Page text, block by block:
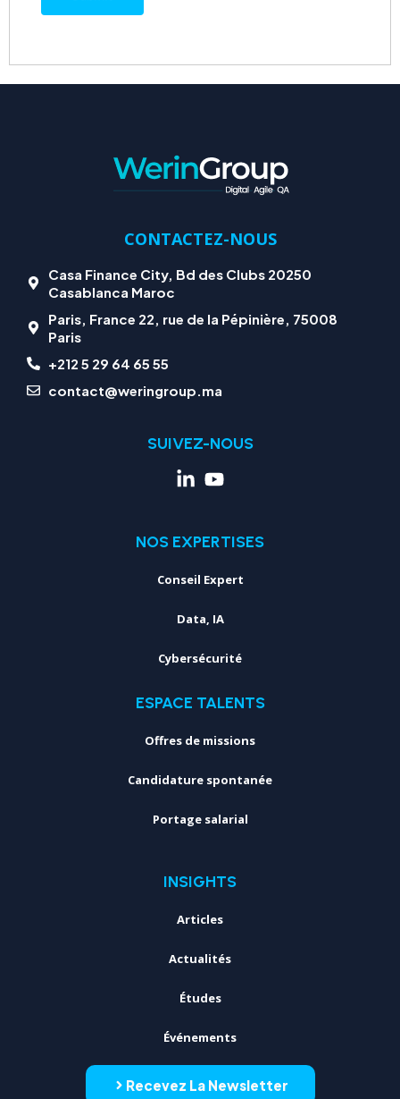
CONTACTEZ-NOUS
Casa Finance City, Bd des Clubs 20250
Casablanca Maroc
Paris, France 22, rue de la Pépinière, 75008
Paris
+212 5 29 64 65 55
contact@weringroup.ma
SUIVEZ-NOUS
NOS EXPERTISES
Conseil Expert
Data, IA
Cybersécurité
ESPACE TALENTS
Offres de missions
Candidature spontanée
Portage salarial
INSIGHTS
Articles
Actualités
Études
Événements
Recevez La Newsletter